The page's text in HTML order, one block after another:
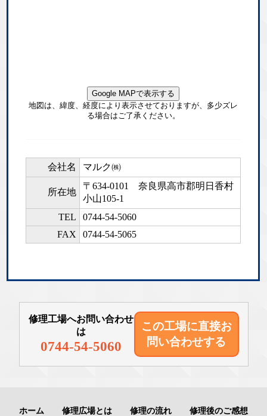
Google MAPで表示する
地図は、緯度、経度により表示させておりますが、多少ズレ
る場合はご了承ください。
会社名 マルク㈱
所在地
〒634-0101奈良県高市郡明日香村
小山105-1
TEL
0744-54-5060
FAX
0744-54-5065
修理工場へお問い合わせ
は
0744-54-5060
この工場に直接お
問い合わせする
ホーム 修理広場とは 修理の流れ 修理後のご感想